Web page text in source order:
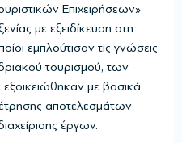
Επιχειρήσεων»
με εξειδίκευση στη
εμπλούτισαν τις γνώσεις
τουρισμού, των
εξοικειώθηκαν με βασικά
αποτελεσμάτων
έργων.